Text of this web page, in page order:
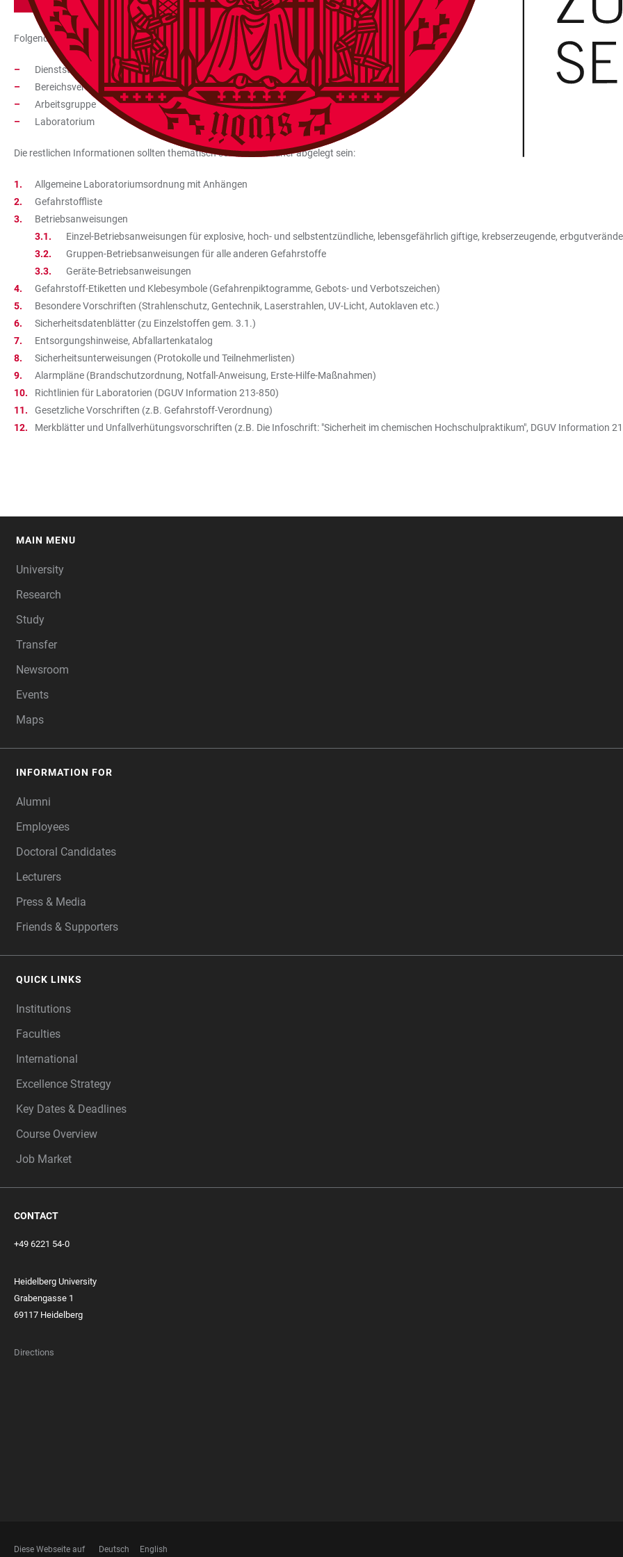
Folgende Informationen sollten zu Beginn aufgeführt sein:
Dienststelle
Bereichsverantwortliche Person
Arbeitsgruppe
Laboratorium
Die restlichen Informationen sollten thematisch sortiert im Ordner abgelegt sein:
Allgemeine Laboratoriumsordnung mit Anhängen
Gefahrstoffliste
Betriebsanweisungen
Einzel-Betriebsanweisungen für explosive, hoch- und selbstentzündliche, lebensgefährlich giftige, krebserzeugende,
Gruppen-Betriebsanweisungen für alle anderen Gefahrstoffe
Geräte-Betriebsanweisungen
Gefahrstoff-Etiketten und Klebesymbole (Gefahrenpiktogramme, Gebots- und Verbotszeichen)
Besondere Vorschriften (Strahlenschutz, Gentechnik, Laserstrahlen, UV-Licht, Autoklaven etc.)
Sicherheitsdatenblätter (zu Einzelstoffen gem. 3.1.)
Entsorgungshinweise, Abfallartenkatalog
Sicherheitsunterweisungen (Protokolle und Teilnehmerlisten)​​
Alarmpläne (Brandschutzordnung​​, Notfall-Anweisung​​, Erste-Hilfe-Maßnahmen)
Richtlinien für Laboratorien (DGUV Information 213-850)
Gesetzliche Vorschriften (z.B. Gefahrstoff-Verordnung)
Merkblätter und Unfallverhütungsvorschriften (z.B. Die Infoschrift: "Sicherheit im chemischen Hochschulpraktikum", DGUV Information
MAIN MENU
University
Research
Study
Transfer
Newsroom
Events
Maps
INFORMATION FOR
Alumni
Employees
Doctoral Candidates
Lecturers
Press & Media
Friends & Supporters
QUICK LINKS
Institutions
Faculties
International
Excellence Strategy
Key Dates & Deadlines
Course Overview
Job Market
CONTACT
+49 6221 54-0
Heidelberg University
Grabengasse 1
69117 Heidelberg
Directions
Diese Webseite auf Deutsch English